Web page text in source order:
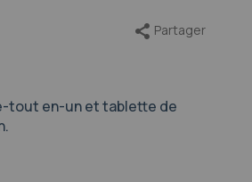
tout en-un et tablette de
Partager